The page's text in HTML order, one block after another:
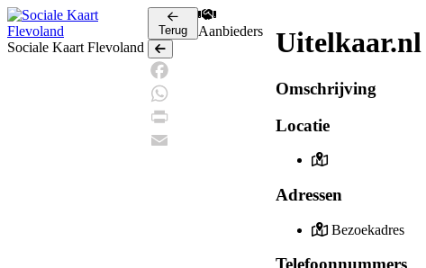
Sociale Kaart Flevoland
Terug
Terug
Facebook
WhatsApp
Print
Aanbieders Uitelkaar.nl
Omschrijving
Locatie
Adressen
Bezoekadres